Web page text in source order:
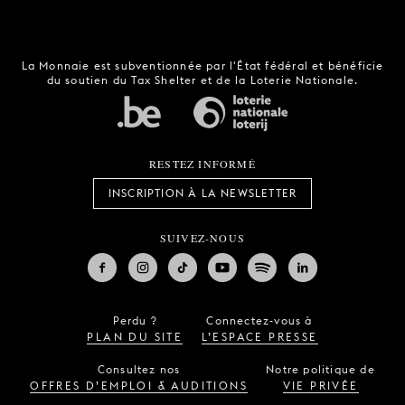
La Monnaie est subventionnée par l'État fédéral et bénéficie
du soutien du Tax Shelter et de la Loterie Nationale.
RESTEZ INFORMÉ
INSCRIPTION À LA NEWSLETTER
SUIVEZ-NOUS
Perdu ?
PLAN DU SITE
Connectez-vous à
L’ESPACE PRESSE
Consultez nos
OFFRES D’EMPLOI & AUDITIONS
Notre politique de
VIE PRIVÉE